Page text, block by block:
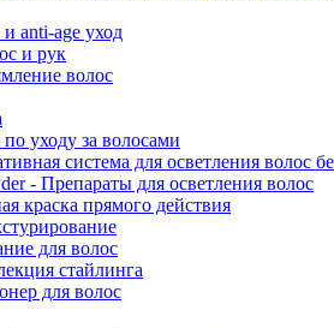
anti-age уход
и рук
волос
уходу за волосами
система для осветления волос
- Препараты для осветления волос
краска прямого действия
для волос
стайлинга
для волос